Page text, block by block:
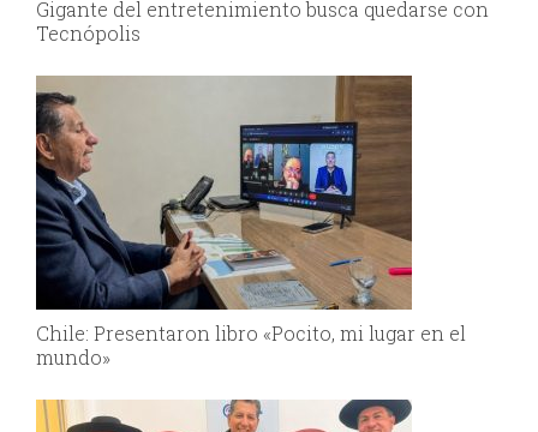
Gigante del entretenimiento busca quedarse con
Tecnópolis
Chile: Presentaron libro «Pocito, mi lugar en el
mundo»